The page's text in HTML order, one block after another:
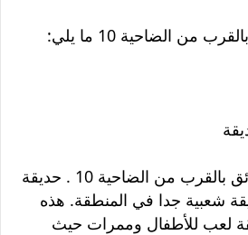
الضاحية 10 ما يلي:
هناك العديد من الحدائق بالقرب من الضاحية 10 . حديقة
شعبية جدا في المنطقة. هذه
لعب للأطفال وممرات حيث